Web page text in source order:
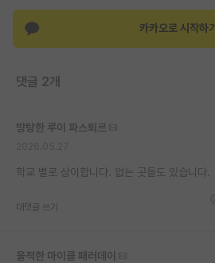
장학금/장학생 게시판
홍보 게시판
커리어
반도체 아카데미
카카오로 시작하기
댓글 2개
방탕한 루이 파스퇴르
학교 별로 상이합니다. 없는 곳들도 있습니다.
대댓글 쓰기
울적한 마이클 패러데이